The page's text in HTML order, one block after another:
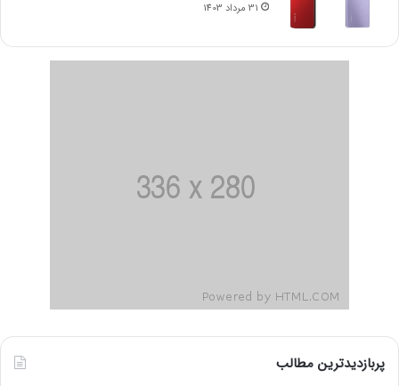
31 مرداد 1403
پربازدیدترین مطالب